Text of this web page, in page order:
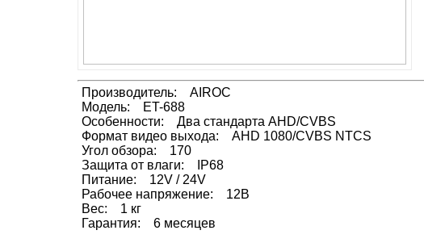
Производитель: AIROC
Модель: ET-688
Особенности: Два стандарта AHD/CVBS
Формат видео выхода: AHD 1080/CVBS NTCS
Угол обзора: 170
Защита от влаги: IP68
Питание: 12V / 24V
Рабочее напряжение: 12B
Вес: 1 кг
Гарантия: 6 месяцев